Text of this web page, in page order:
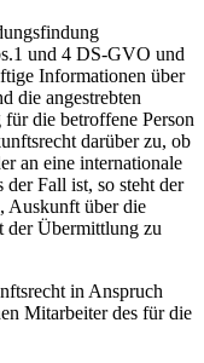
und 4 DS-GVO und
Informationen über
die angestrebten
die betroffene Person
darüber zu, ob
an eine internationale
Fall ist, so steht der
Auskunft über die
der Übermittlung zu
in Anspruch
Mitarbeiter des für die